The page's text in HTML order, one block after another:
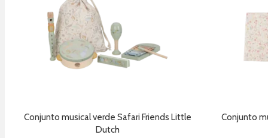
Conjunto musical verde Safari Friends Little
Dutch
Conjunto